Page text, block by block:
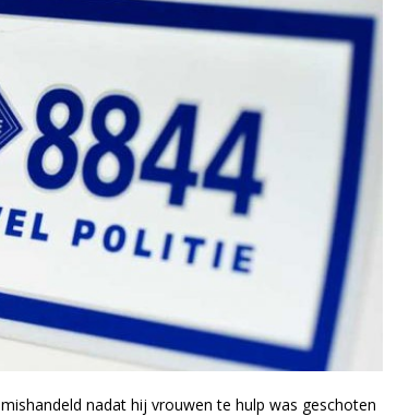
nadat hij vrouwen te hulp was geschoten